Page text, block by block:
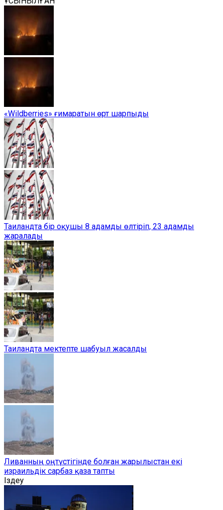
«Wildberries» ғимаратын өрт шарпыды
Таиландта бір оқушы 8 адамды өлтіріп, 23 адамды
жаралады
Таиландта мектепте шабуыл жасалды
Ливанның оңтүстігінде болған жарылыстан екі
израильдік сарбаз қаза тапты
Іздеу